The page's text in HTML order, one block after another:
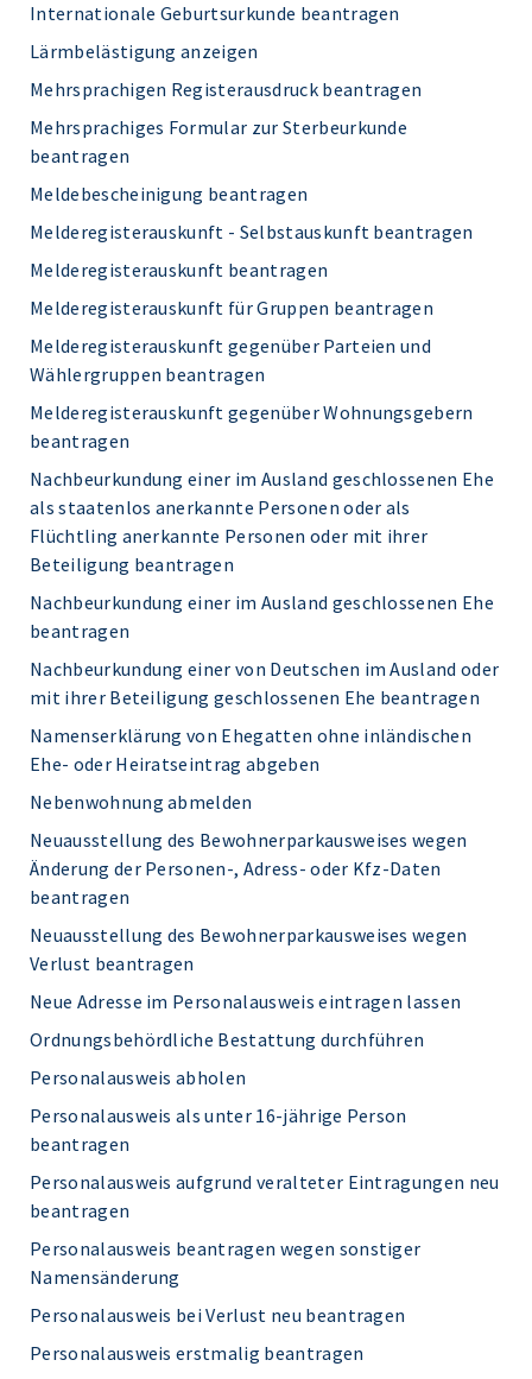
Internationale Geburtsurkunde beantragen
Lärmbelästigung anzeigen
Mehrsprachigen Registerausdruck beantragen
Mehrsprachiges Formular zur Sterbeurkunde
beantragen
Meldebescheinigung beantragen
Melderegisterauskunft - Selbstauskunft beantragen
Melderegisterauskunft beantragen
Melderegisterauskunft für Gruppen beantragen
Melderegisterauskunft gegenüber Parteien und
Wählergruppen beantragen
Melderegisterauskunft gegenüber Wohnungsgebern
beantragen
Nachbeurkundung einer im Ausland geschlossenen Ehe
als staatenlos anerkannte Personen oder als
Flüchtling anerkannte Personen oder mit ihrer
Beteiligung beantragen
Nachbeurkundung einer im Ausland geschlossenen Ehe
beantragen
Nachbeurkundung einer von Deutschen im Ausland oder
mit ihrer Beteiligung geschlossenen Ehe beantragen
Namenserklärung von Ehegatten ohne inländischen
Ehe- oder Heiratseintrag abgeben
Nebenwohnung abmelden
Neuausstellung des Bewohnerparkausweises wegen
Änderung der Personen-, Adress- oder Kfz-Daten
beantragen
Neuausstellung des Bewohnerparkausweises wegen
Verlust beantragen
Neue Adresse im Personalausweis eintragen lassen
Ordnungsbehördliche Bestattung durchführen
Personalausweis abholen
Personalausweis als unter 16-jährige Person
beantragen
Personalausweis aufgrund veralteter Eintragungen neu
beantragen
Personalausweis beantragen wegen sonstiger
Namensänderung
Personalausweis bei Verlust neu beantragen
Personalausweis erstmalig beantragen